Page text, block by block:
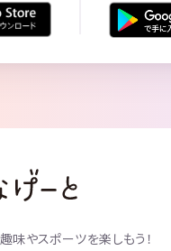
味やスポーツを楽しもう！